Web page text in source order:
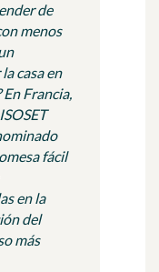
de
menos
casa en
Francia,
fácil
en la
del
más